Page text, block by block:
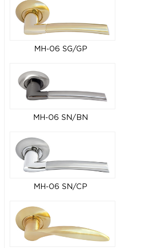
MH-06 SG/GP
MH-06 SN/BN
MH-06 SN/CP